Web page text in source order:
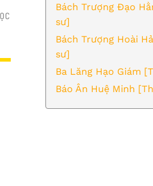
Bách Trượng Đạo
sư]
Bách Trượng Hoài
sư]
Ba Lăng Hạo Giám
Báo Ân Huệ Minh